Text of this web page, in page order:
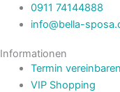
0911 74144888
info@bella-
Informationen
Termin vereinbaren
VIP Shopping